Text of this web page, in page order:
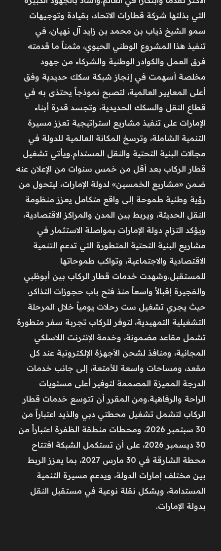
التي بذلتها شركة قطارات الاتحاد، بقيادة وتوجيهات
سمو الشيخ ذياب بن محمد بن زايد آل نهيان، في
تنفيذ هذا المشروع الوطني الحيوي، مثمناً ما قدمته
فرق العمل والكوادر الوطنية والشركاء من جهود
مخلصة أسهمت في إنجاز شبكة سكك حديدية وفق
أعلى المعايير العالمية، لتصبح نموذجاً يحتذى به في
قطاع النقل والسكك الحديدية، وتجسد قدرة أبناء
الإمارات على تنفيذ مشاريع استراتيجية تعزز مسيرة
التنمية الشاملة، وترسخ المكانة العالمية للدولة في
مجالات البنية التحتية والنقل المستدام.ويأتي تشغيل
قطار الركاب بعد أقل من خمس سنوات من الإعلان عنه
ضمن «مشاريع الخمسين» لدولة الإمارات، ليتحول من
رؤية وطنية طموحة إلى واقع متكامل يعزز منظومة
النقل الحديثة، ويربط بين المدن والمراكز الاقتصادية،
ويؤكد التزام دولة الإمارات بمواصلة الاستثمار في
مشاريع البنية التحتية المتطورة التي تدعم التنمية
الاقتصادية والاجتماعية، وتواكب طموحاتها
للمستقبل.وشهدت خدمات قطار الركاب بين أبوظبي
والفجيرة إقبالاً واسعاً منذ فتح باب حجوزات التذاكر،
حيث يجري تشغيل ست رحلات يومياً خلال المرحلة
التشغيلية التمهيدية، لتوفر للركاب تجربة سفر متطورة
تشمل مقاعد مضمونة، وخدمة الإنترنت اللاسلكي
المجانية، ومنافذ لشحن الأجهزة الإلكترونية عند كل
مقعد، ومساحات واسعة للأمتعة، إلى جانب خدمات
الدرجة المميزة المصممة لتوفير أعلى مستويات
الراحة والرفاهية.ومن المقرر أن تتوسع خدمات قطار
الركاب لتشمل تشغيل محطتي دبي والذيد اعتباراً من
30 سبتمبر 2026، ومحطات منطقة الظفرة اعتباراً من
30 ديسمبر 2026، على أن تستكمل الشبكة افتتاح
محطة الشارقة في 30 مارس 2027، بما يعزز الربط
بين مختلف إمارات الدولة، ويدعم مسيرة التنمية
المستدامة، ويشكل نقلة نوعية في مستقبل النقل
بدولة الإمارات.